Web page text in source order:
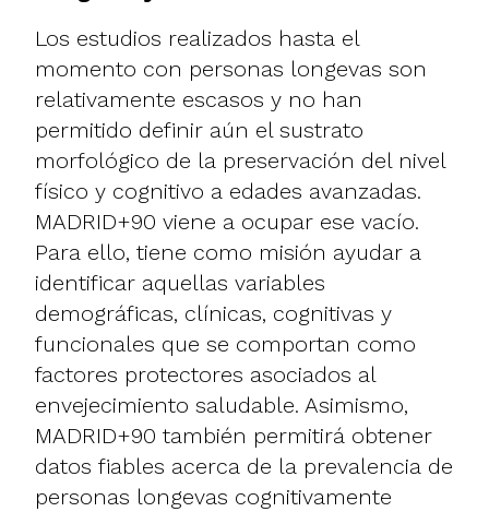
Los estudios realizados hasta el
momento con personas longevas son
relativamente escasos y no han
permitido definir aún el sustrato
morfológico de la preservación del nivel
físico y cognitivo a edades avanzadas.
MADRID+90 viene a ocupar ese vacío.
Para ello, tiene como misión ayudar a
identificar aquellas variables
demográficas, clínicas, cognitivas y
funcionales que se comportan como
factores protectores asociados al
envejecimiento saludable. Asimismo,
MADRID+90 también permitirá obtener
datos fiables acerca de la prevalencia de
personas longevas cognitivamente